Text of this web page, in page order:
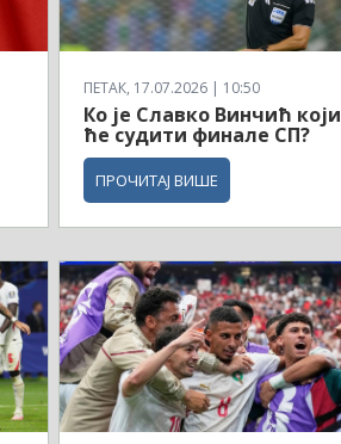
ПЕТАК, 17.07.2026 | 10:50
Ко је Славко Винчић који
ће судити финале СП?
ПРОЧИТАЈ ВИШЕ